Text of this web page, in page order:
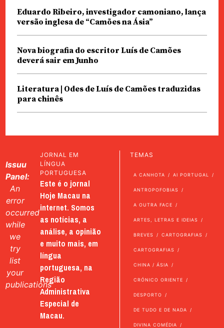
Eduardo Ribeiro, investigador camoniano, lança
versão inglesa de “Camões na Ásia”
Nova biografia do escritor Luís de Camões
deverá sair em Junho
Literatura | Odes de Luís de Camões traduzidas
para chinês
Issuu
Panel:
An
error
occurred
while
we
try
list
your
publications
JORNAL EM
LÍNGUA
PORTUGUESA
Este é o jornal
Hoje Macau na
internet. Somos
as notícias, a
análise, a opinião
e muito mais, em
língua
portuguesa, na
Região
Administrativa
Especial de
Macau.
TEMAS
A CANHOTA AI PORTUGAL
ANTROPOFOBIAS
A OUTRA FACE
ARTES, LETRAS E IDEIAS
BREVES CARTOGRAFIAS
CARTOGRAFIAS
CHINA / ÁSIA
CRÓNICO ORIENTE
DESPORTO
DE TUDO E DE NADA
DIVINA COMÉDIA